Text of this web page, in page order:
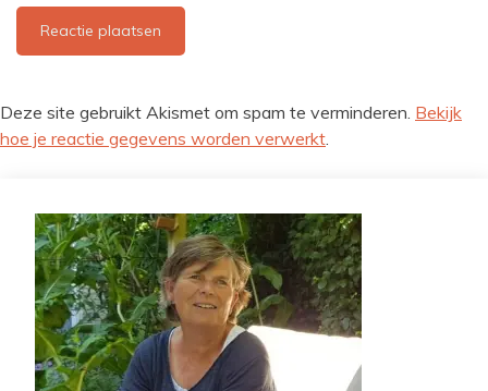
Deze site gebruikt Akismet om spam te verminderen. Bekijk
hoe je reactie gegevens worden verwerkt